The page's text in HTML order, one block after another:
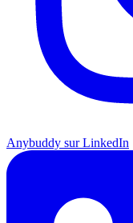
Anybuddy sur LinkedIn